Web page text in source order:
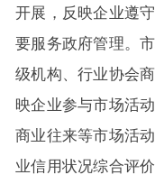
开展，反映企业遵
要服务政府管理。
级机构、行业协会
映企业参与市场活
商业往来等市场活
业信用状况综合评